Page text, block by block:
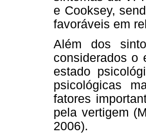
e Cooksey,
favoráveis em
Além dos
considerados o
estado
psicológicas
fatores
pela vertigem
2006).